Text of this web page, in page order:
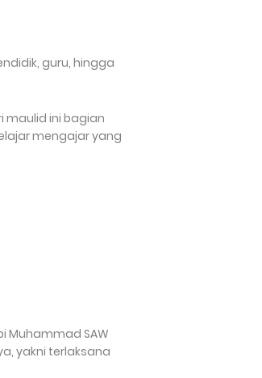
guru, hingga
maulid ini bagian
mengajar yang
Muhammad SAW
yakni terlaksana